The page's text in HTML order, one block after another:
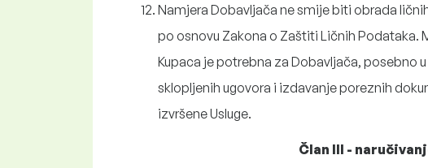
Namjera Dobavljača ne smije biti obrada
po osnovu Zakona o Zaštiti Ličnih
Kupaca je potrebna za Dobavljača, posebno
sklopljenih ugovora i izdavanje poreznih
izvršene Usluge.
Član III -